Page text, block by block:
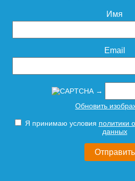
436
Имя
Email
→
Обновить
Я принимаю условия политики
данных